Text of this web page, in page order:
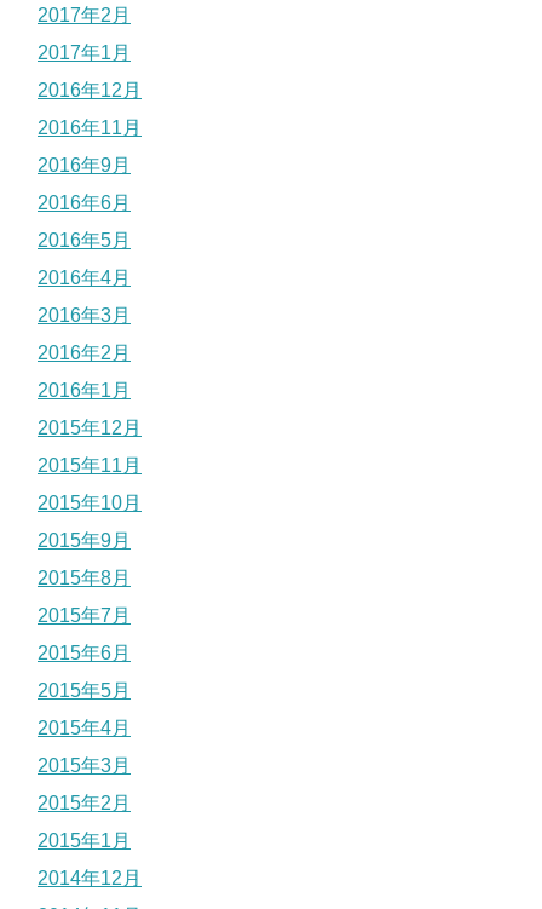
2017年2月
2017年1月
2016年12月
2016年11月
2016年9月
2016年6月
2016年5月
2016年4月
2016年3月
2016年2月
2016年1月
2015年12月
2015年11月
2015年10月
2015年9月
2015年8月
2015年7月
2015年6月
2015年5月
2015年4月
2015年3月
2015年2月
2015年1月
2014年12月